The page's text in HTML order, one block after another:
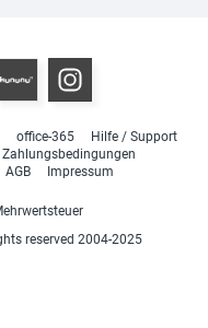
office-365
Hilfe / Support
AGB Impressum
reserved 2004-2025